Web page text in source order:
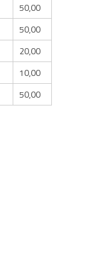
50,00
50,00
20,00
10,00
50,00